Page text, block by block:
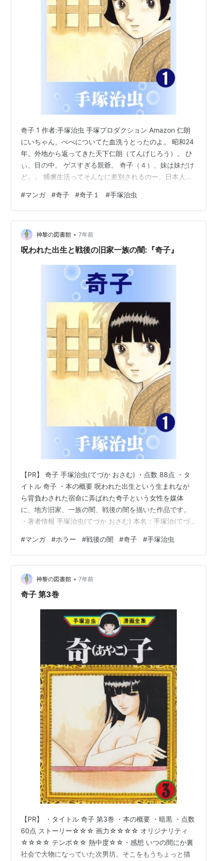
奇子 1 作者:手塚治虫 手塚プロダクション Amazon 仁朗
にいちゃん、べべについてた血洗うとったのよ。 昭和24
年。外地から返ってきた天下仁朗（てんげじろう）。 ひ
ぃ、目の中。 ゲスすぎる親爺。 奇子（４）、妹は妹だけ
ど。。 捕虜生活ってそんなに差別されるのー。日本人か
ズ。 やばいミッション。 謎の男と志子（なおこ）。アカ
か。 国鉄10万人の首切りを命令するGHQ。異常だわ。
霜川総裁。あの事件か。 このゲス親父から、嫁取りの話
は欲しくないね。 お涼は見た。 消えた霜川総裁。轢死体
で発見。 かしこすぎる弟、伺朗（しろう）。 ふたつの事
#マンガ #奇子 #奇子１ #手塚治虫
神黎の図書館 • 7年前
呪われた出生と戦後の旧家一族の闇:『奇子』
【PR】 奇子 手塚治虫(てづか おさむ) ・点数 88点 ・タ
イトル 奇子 ・本の概要 呪われた出生という生まれなが
ら背負わされた宿命に弄ばれた奇子という女性を媒体
に、地方旧家、一族の闇、戦後の闇を描いた作品です。
・著者情報 手塚治虫(てづか おさむ) 本名：手塚治(てづ
月9日)兵庫県宝塚市出身(出生は大阪府豊能郡豊中町、現
在の豊中市)。職業 漫画家、アニメーター、アニメーショ
ン監督。 大阪帝国大学附属医学専門部を卒業後、医師免
許取得、のち医学博士(奈良県立医科大学・1961年)。 血
液型A型。称号 勲三等瑞宝章活動期…
#マンガ #ホラー #戦後の闇 #奇子 #手塚治虫
神黎の図書館 • 7年前
奇子 第3巻
【PR】 ・タイトル 奇子 第3巻 ・本の概要 ・暗黒 ・点数
60点 ストーリー☆☆☆ 画力☆☆☆☆ オリジナリティ
☆☆☆☆ テンポ☆☆ 熱中度☆☆・感想 いつの間にか裏
社会で大物になっていた次男坊。そこをもうちょっと描